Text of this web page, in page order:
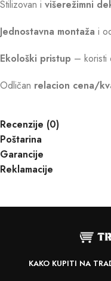
Stilizovan i višerežimni
Jednostavna montaža i
Ekološki pristup – koristi
Odličan relacion cena/
Recenzije (0)
Poštarina
Garancije
Reklamacije
KAKO KUPITI NA